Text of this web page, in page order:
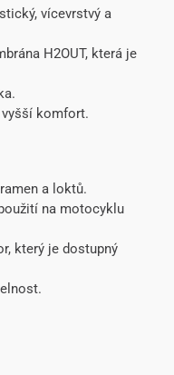
vícevrstvý a
H2OUT, která je
vyšší komfort.
a loktů.
na motocyklu
který je dostupný